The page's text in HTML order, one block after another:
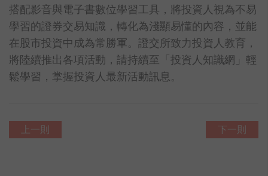
搭配影音與電子書數位學習工具，將投資人視為不易
學習的證券交易知識，轉化為淺顯易懂的內容，並能
在股市投資中成為常勝軍。證交所致力投資人教育，
將陸續推出各項活動，請持續至「投資人知識網」輕
鬆學習，掌握投資人最新活動訊息。
上一則 下一則